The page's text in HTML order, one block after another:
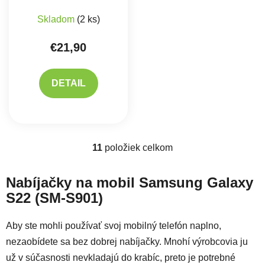
Skladom (2 ks)
€21,90
DETAIL
Ovládacie prvky výpisu
11 položiek celkom
Nabíjačky na mobil Samsung Galaxy
S22 (SM-S901)
Aby ste mohli používať svoj mobilný telefón naplno,
nezaobídete sa bez dobrej nabíjačky. Mnohí výrobcovia ju
už v súčasnosti nevkladajú do krabíc, preto je potrebné